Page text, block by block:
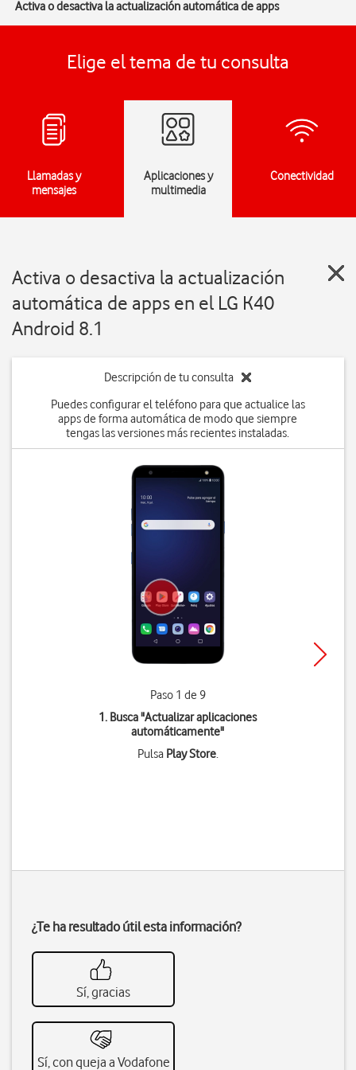
Activa o desactiva la actualización automática de apps
Elige el tema de tu consulta
Llamadas y
mensajes
Aplicaciones y
multimedia
Conectividad
Activa o desactiva la actualización
automática de apps en el LG K40
Android 8.1
Descripción de tu consulta
Puedes configurar el teléfono para que actualice las
apps de forma automática de modo que siempre
tengas las versiones más recientes instaladas.
Paso 1 de 9
1. Busca "Actualizar aplicaciones
automáticamente"
Pulsa Play Store.
¿Te ha resultado útil esta información?
Sí, gracias
Sí, con queja a Vodafone